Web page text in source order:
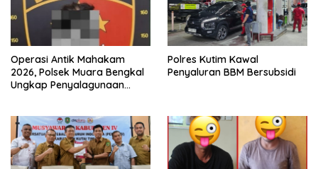
Operasi Antik Mahakam
2026, Polsek Muara Bengkal
Ungkap Penyalagunaan
Polres Kutim Kawal
Penyaluran BBM Bersubsidi